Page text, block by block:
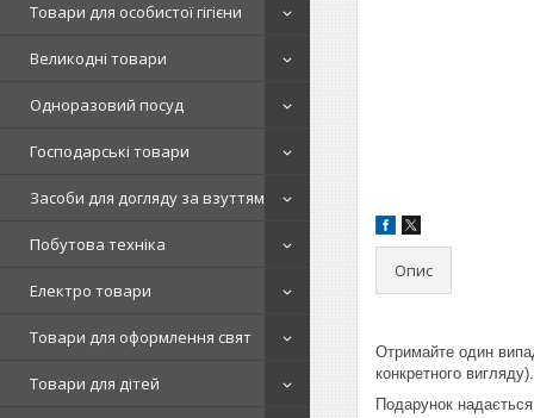
Товари для особистої гігієни
Великодні товари
Одноразовий посуд
Господарські товари
Засоби для догляду за взуттям
Побутова техніка
Електро товари
Товари для оформлення свят
Товари для дітей
Опис
Отримайте один
конкретного вигляду).
Подарунок